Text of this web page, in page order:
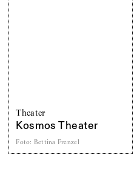
Theater
Kosmos Theater
Foto: Bettina Frenzel